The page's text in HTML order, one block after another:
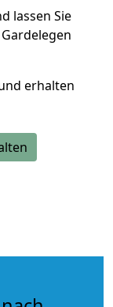
lassen Sie
erhalten